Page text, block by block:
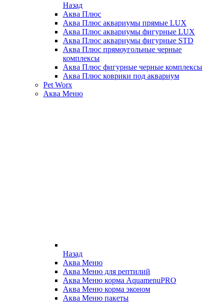
Назад
Аква Плюс
Аква Плюс аквариумы прямые LUX
Аква Плюс аквариумы фигурные LUX
Аква Плюс аквариумы фигурные STD
Аква Плюс прямоугольные черные
комплексы
Аква Плюс фигурные черные комплексы
Аква Плюс коврики под аквариум
Pet Worx
Аква Меню
Назад
Аква Меню
Аква Меню для рептилий
Аква Меню корма AquamenuPRO
Аква Меню корма эконом
Аква Меню пакеты